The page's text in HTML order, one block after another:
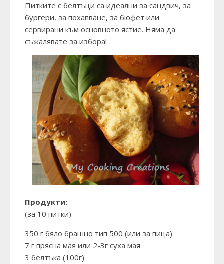
Питките с белтъци са идеални за сандвич, за
бургери, за похапване, за бюфет или
сервирани към основното ястие. Няма да
съжалявате за избора!
Продукти:
(за 10 питки)
350 г бяло брашно тип 500 (или за пица)
7 г прясна мая или 2-3г суха мая
3 белтъка (100г)